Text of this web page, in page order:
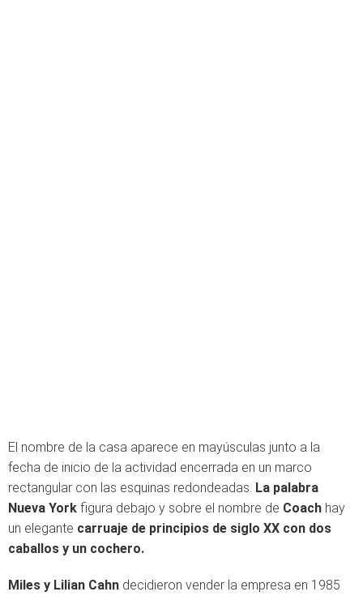
El nombre de la casa aparece en mayúsculas junto a la
fecha de inicio de la actividad encerrada en un marco
rectangular con las esquinas redondeadas. La palabra
Nueva York figura debajo y sobre el nombre de Coach hay
un elegante carruaje de principios de siglo XX con dos
caballos y un cochero.
Miles y Lilian Cahn decidieron vender la empresa en 1985